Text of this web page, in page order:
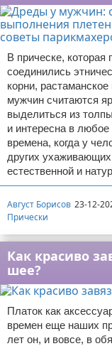
В прическе,
соединились
корни,
мужчин считаются
выделиться из
и интересна в
времена, когда у
других
естественной и
Август Борисов 23-12-
Прически
Как красиво
шее?
Платок как
времен еще наших
лет он, и вовсе, в